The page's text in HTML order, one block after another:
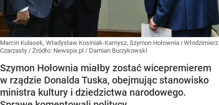
Marcin Kulasek, Władysław Kosiniak-Kamysz, Szymon Hołownia i Włodzimierz
Czarzasty / Źródło: Newspix.pl / Damian Burzykowski
Szymon Hołownia miałby zostać wicepremierem
w rządzie Donalda Tuska, obejmując stanowisko
ministra kultury i dziedzictwa narodowego.